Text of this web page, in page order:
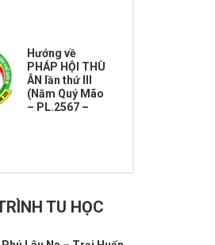
Hướng về
PHÁP HỘI THÙ
ÂN lần thứ III
(Năm Quý Mão
– PL.2567 –
TU HỌC